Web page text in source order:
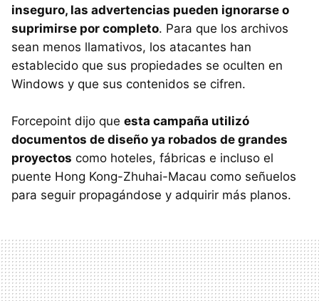
inseguro, las advertencias pueden ignorarse o
suprimirse por completo. Para que los archivos
sean menos llamativos, los atacantes han
establecido que sus propiedades se oculten en
Windows y que sus contenidos se cifren.
Forcepoint dijo que esta campaña utilizó
documentos de diseño ya robados de grandes
proyectos como hoteles, fábricas e incluso el
puente Hong Kong-Zhuhai-Macau como señuelos
para seguir propagándose y adquirir más planos.